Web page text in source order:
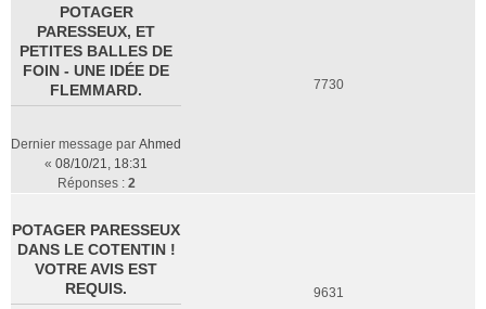
POTAGER
PARESSEUX, ET
PETITES BALLES DE
FOIN - UNE IDÉE DE
FLEMMARD.
Dernier message par Ahmed
« 08/10/21, 18:31
Réponses : 2
7730
POTAGER PARESSEUX
DANS LE COTENTIN !
VOTRE AVIS EST
REQUIS.
9631